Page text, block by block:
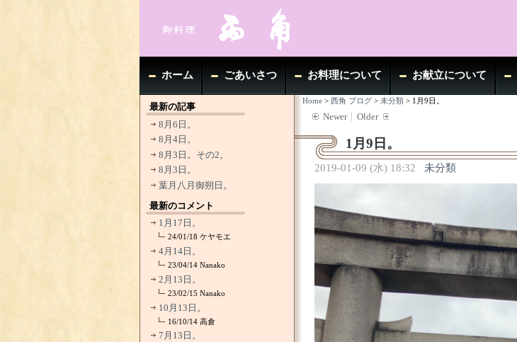
ホーム ごあいさつ お料理について お献立について
Home> 西角 ブログ> 未分類> 1月9日。
Newer Older
1月9日。
2019-01-09 (水) 18:32 未分類
最新の記事
8月6日。
8月4日。
8月3日。その2。
8月3日。
葉月八月御朔日。
最新のコメント
1月17日。
24/01/18ケヤモエ
4月14日。
23/04/14Nanako
2月13日。
23/02/15Nanako
10月13日。
16/10/14高倉
7月13日。